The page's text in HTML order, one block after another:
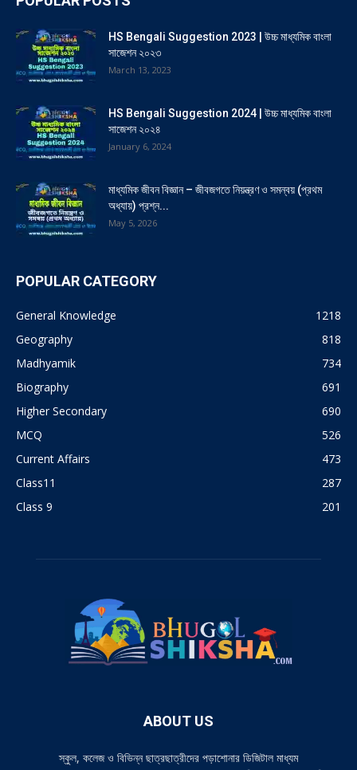
HS Bengali Suggestion 2023 | উচ্চ মাধ্যমিক বাংলা
সাজেশন ২০২৩
March 13, 2023
HS Bengali Suggestion 2024 | উচ্চ মাধ্যমিক বাংলা
সাজেশন ২০২৪
January 6, 2024
মাধ্যমিক জীবন বিজ্ঞান – জীবজগতে নিয়ন্ত্রণ ও সমন্বয় (প্রথম
অধ্যায়) প্রশ্ন...
May 5, 2026
POPULAR CATEGORY
General Knowledge
1218
Geography
818
Madhyamik
734
Biography
691
Higher Secondary
690
MCQ
526
Current Affairs
473
Class11
287
Class 9
201
ABOUT US
স্কুল, কলেজ ও বিভিন্ন ছাত্রছাত্রীদের পড়াশোনার ডিজিটাল মাধ্যম